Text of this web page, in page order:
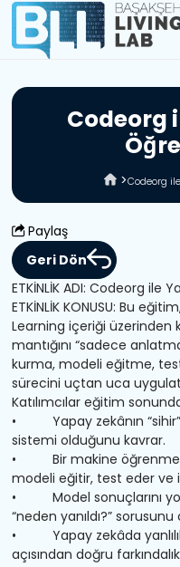
Codeorg i
Öğre
Codeorg
Paylaş
Geri Dön
ETKİNLİK ADI: Codeorg ile
ETKİNLİK KONUSU: Bu
Learning içeriği üzerinden
mantığını “sadece
kurma, modeli eğitme,
sürecini uçtan uca
Katılımcılar eğitim
• Yapay zekânın “sihir”
sistemi olduğunu kavrar.
• Bir makine öğrenmesi
modeli eğitir, test eder ve
• Model sonuçlarını
“neden yanıldı?”
• Yapay zekâda
açısından doğru